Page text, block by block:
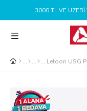
3000 TL VE ÜZERI